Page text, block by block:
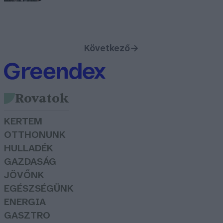
Következő→
Rovatok
KERTEM
OTTHONUNK
HULLADÉK
GAZDASÁG
JÖVŐNK
EGÉSZSÉGÜNK
ENERGIA
GASZTRO